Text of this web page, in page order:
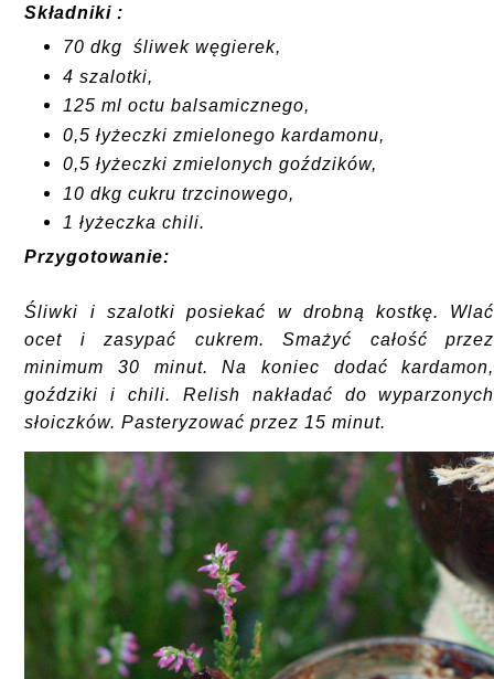
Składniki :
70 dkg śliwek węgierek,
4 szalotki,
125 ml octu balsamicznego,
0,5 łyżeczki zmielonego kardamonu,
0,5 łyżeczkizmielonych goździków,
10 dkg cukru trzcinowego,
1 łyżeczka chili.
Przygotowanie:
Śliwki i szalotki posiekać w drobną kostkę. Wlać
ocet i zasypać cukrem. Smażyć całość przez
minimum 30 minut. Na koniec dodać kardamon,
goździki i chili. Relish nakładać do wyparzonych
słoiczków. Pasteryzować przez 15 minut.